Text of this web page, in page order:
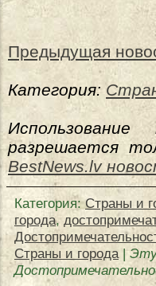
Предыдущая
Категория:
разрешается
BestNews.lv
Категория:Страны и
города,
Страны и города|